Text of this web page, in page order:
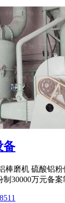
备
棒磨机 硫酸铝
30000万元备